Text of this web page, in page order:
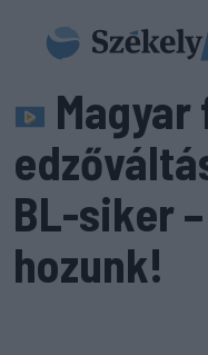
BL-siker
hozunk!